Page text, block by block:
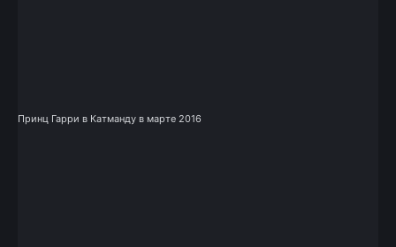
Принц Гарри в Катманду в марте 2016